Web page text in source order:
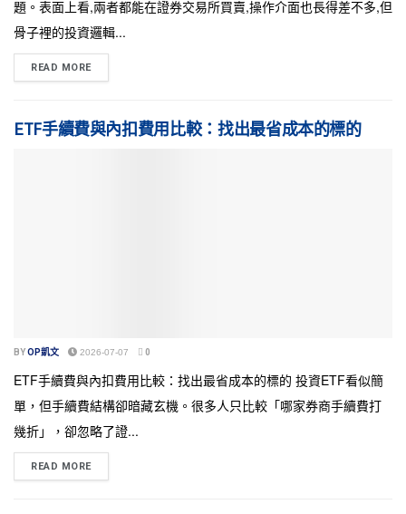
題。表面上看,兩者都能在證券交易所買賣,操作介面也長得差不多,但
骨子裡的投資邏輯...
READ MORE
ETF手續費與內扣費用比較：找出最省成本的標的
BYOP凱文 2026-07-07 0
ETF手續費與內扣費用比較：找出最省成本的標的 投資ETF看似簡
單，但手續費結構卻暗藏玄機。很多人只比較「哪家券商手續費打
幾折」，卻忽略了證...
READ MORE